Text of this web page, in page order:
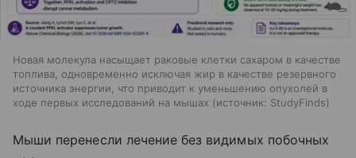
Новая молекула насыщает раковые клетки сахаром в качестве
топлива, одновременно исключая жир в качестве резервного
источника энергии, что приводит к уменьшению опухолей в
ходе первых исследований на мышах
источник: StudyFinds
Мыши перенесли лечение без видимых побочных